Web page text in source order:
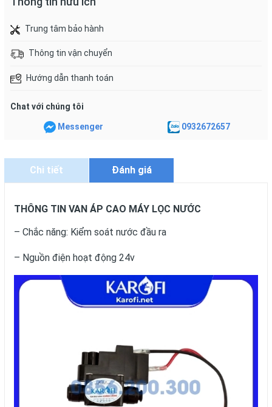
Trung tâm bảo hành
Thông tin vận chuyển
Hướng dẫn thanh toán
Chat với chúng tôi
Messenger 0932672657
Chi tiết Đánh giá
THÔNG TIN VAN ÁP CAO MÁY LỌC NƯỚC
– Chắc năng: Kiểm soát nước đầu ra
– Nguồn điện hoạt động 24v